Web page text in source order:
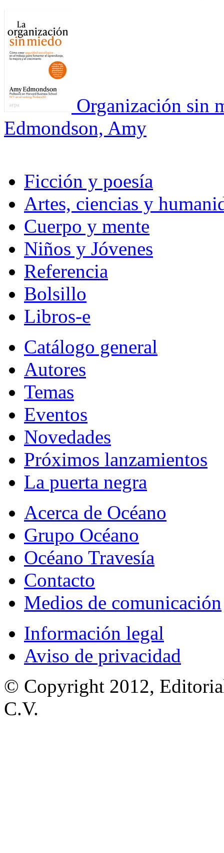
Organización sin
Edmondson, Amy
Ficción y poesía
Artes, ciencias y
Cuerpo y mente
Niños y Jóvenes
Referencia
Bolsillo
Libros-e
Catálogo general
Autores
Temas
Eventos
Novedades
Próximos lanzamientos
La puerta negra
Acerca de Océano
Grupo Océano
Océano Travesía
Contacto
Medios de comunicación
Información legal
Aviso de privacidad
© Copyright 2012,
C.V.